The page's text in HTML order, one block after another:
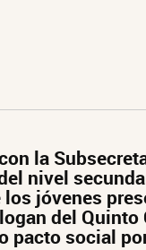
la
nivel
jóvenes
del
pacto social